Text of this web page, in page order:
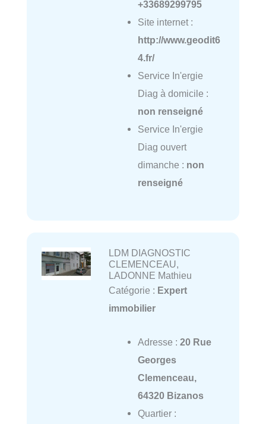
+33689299795
Site internet :
http://www.geodit6
4.fr/
Service In'ergie
Diag à domicile :
non renseigné
Service In'ergie
Diag ouvert
dimanche : non
renseigné
LDM DIAGNOSTIC
CLEMENCEAU,
LADONNE Mathieu
Catégorie : Expert
immobilier
Adresse : 20 Rue
Georges
Clemenceau,
64320 Bizanos
Quartier :